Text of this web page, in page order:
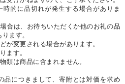
的に品切れが発生する場合がありま
合は、お待ちいただくか他のお礼の品
ます。
が変更される場合があります。
ます。
類は商品に含まれません。
品につきまして、寄附とは対価を求め